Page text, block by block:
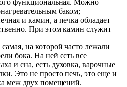
функциональная. Можно
баком;
и камин, а печка обладает
При этом камин служит
самая, на которой часто лежали
бока. На ней есть все
и сна, есть духовка, варочные
Это не просто печь, это еще и
меж двух помещений.